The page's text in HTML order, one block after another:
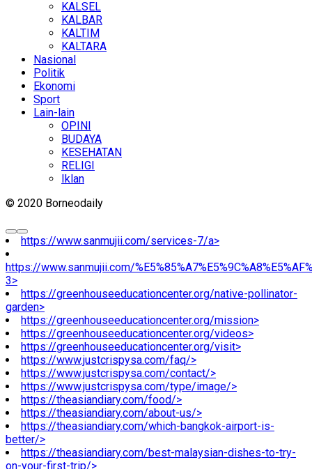
KALSEL
KALBAR
KALTIM
KALTARA
Nasional
Politik
Ekonomi
Sport
Lain-lain
OPINI
BUDAYA
KESEHATAN
RELIGI
Iklan
© 2020 Borneodaily
https://www.sanmujii.com/services-7/a>
https://www.sanmujii.com/
3>
https://greenhouseeducationcenter.org/native-pollinator-
garden>
https://greenhouseeducationcenter.org/mission>
https://greenhouseeducationcenter.org/videos>
https://greenhouseeducationcenter.org/visit>
https://www.justcrispysa.com/faq/>
https://www.justcrispysa.com/contact/>
https://www.justcrispysa.com/type/image/>
https://theasiandiary.com/food/>
https://theasiandiary.com/about-us/>
https://theasiandiary.com/which-bangkok-airport-is-
better/>
https://theasiandiary.com/best-malaysian-dishes-to-try-
on-your-first-trip/>